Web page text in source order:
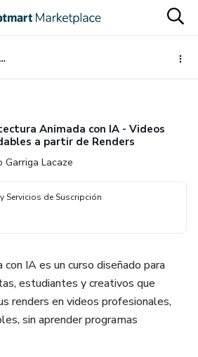
Arquitectura Animada con IA - Videos Inolvidables a partir de Renders
Animada con IA - Videos
a partir de Renders
Garriga Lacaze
Servicios de Suscripción
IA es un curso diseñado para
estudiantes y creativos que
renders en videos profesionales,
sin aprender programas